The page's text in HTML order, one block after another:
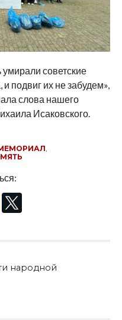
советские
подвиг их не забудем»,
слова нашего
Исаковского.
народной